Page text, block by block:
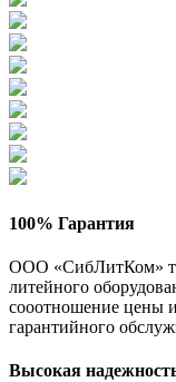
100% Гарантия
ООО «СибЛитКом»
литейного
сооотношение цены
гарантийного
Высокая